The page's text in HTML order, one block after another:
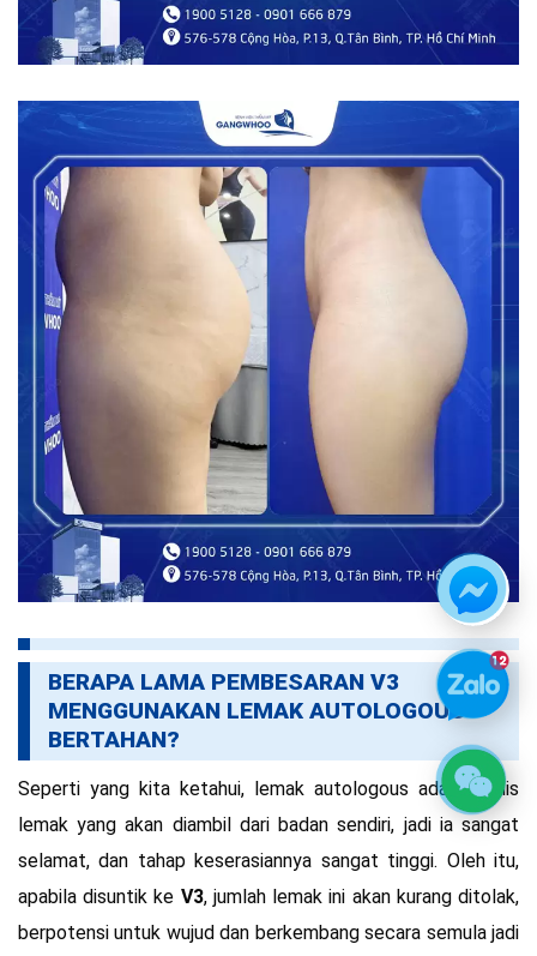
BERAPA LAMA PEMBESARAN V3
MENGGUNAKAN LEMAK AUTOLOGOUS
BERTAHAN?
Seperti yang kita ketahui, lemak autologous adalah jenis
lemak yang akan diambil dari badan sendiri, jadi ia sangat
selamat, dan tahap keserasiannya sangat tinggi. Oleh itu,
apabila disuntik ke V3, jumlah lemak ini akan kurang ditolak,
berpotensi untuk wujud dan berkembang secara semula jadi